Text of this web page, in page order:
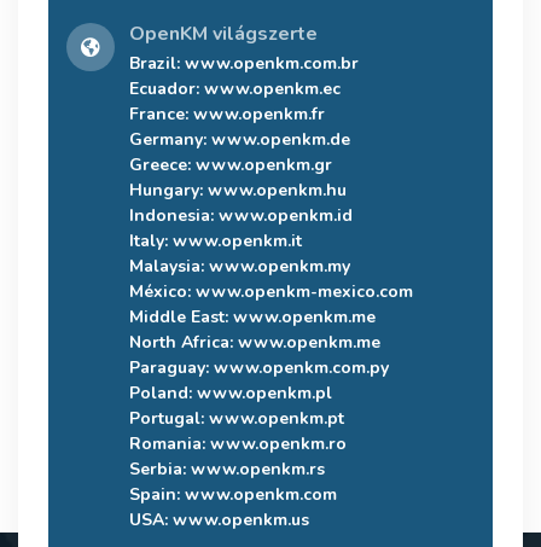
OpenKM világszerte
Brazil: www.openkm.com.br
Ecuador: www.openkm.ec
France: www.openkm.fr
Germany: www.openkm.de
Greece: www.openkm.gr
Hungary: www.openkm.hu
Indonesia: www.openkm.id
Italy: www.openkm.it
Malaysia: www.openkm.my
México: www.openkm-mexico.com
Middle East: www.openkm.me
North Africa: www.openkm.me
Paraguay: www.openkm.com.py
Poland: www.openkm.pl
Portugal: www.openkm.pt
Romania: www.openkm.ro
Serbia: www.openkm.rs
Spain: www.openkm.com
USA: www.openkm.us